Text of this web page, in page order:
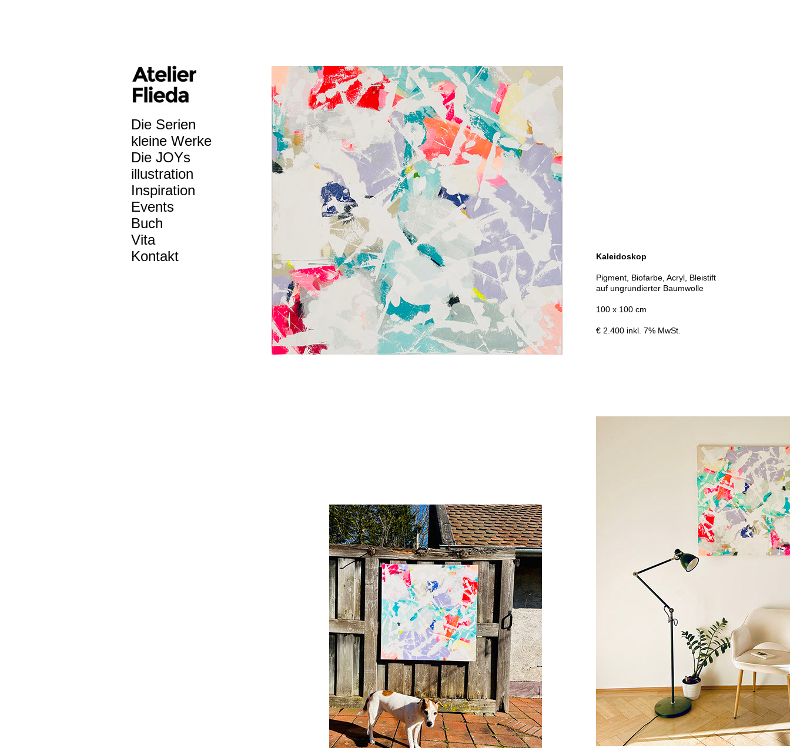
Flieda
Die Serien
kleine Werke
Die JOYs
illustration
Inspiration
Events
Buch
Vita
Kontakt
Kaleidoskop
Pigment, Biofarbe, Acryl, Bleistift
auf ungrundierter Baumwolle
100 x 100 cm
€ 2.400 inkl. 7% MwSt.